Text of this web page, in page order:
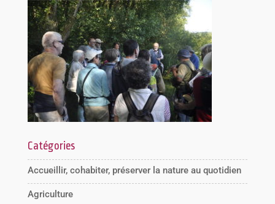
Catégories
Accueillir, cohabiter, préserver la nature au quotidien
Agriculture